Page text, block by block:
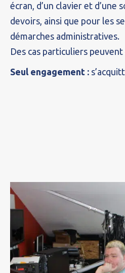
écran, d’un clavier et d’une
devoirs, ainsi que pour les
démarches administratives.
Des cas particuliers
Seul engagement :